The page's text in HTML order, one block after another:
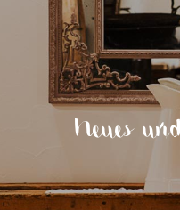
ZIMMER
BUCHEN
KONTAKT
ANFRAGE
Neues